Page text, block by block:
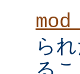
ら
る